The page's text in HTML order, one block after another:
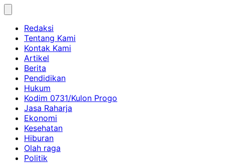
Skip
contentRedaksi
Tentang Kami
Kontak Kami
Artikel
Berita
Pendidikan
Hukum
Kodim 0731/Kulon Progo
Jasa Raharja
Ekonomi
Kesehatan
Hiburan
Olah raga
Politik